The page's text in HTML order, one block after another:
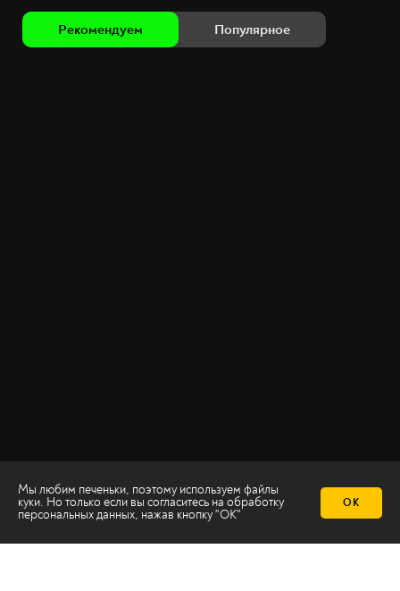
Рекомендуем Популярное
Мы любим печеньки, поэтому используем файлы
куки. Но только если вы согласитесь на обработку
персональных данных, нажав кнопку "ОК"
ОК